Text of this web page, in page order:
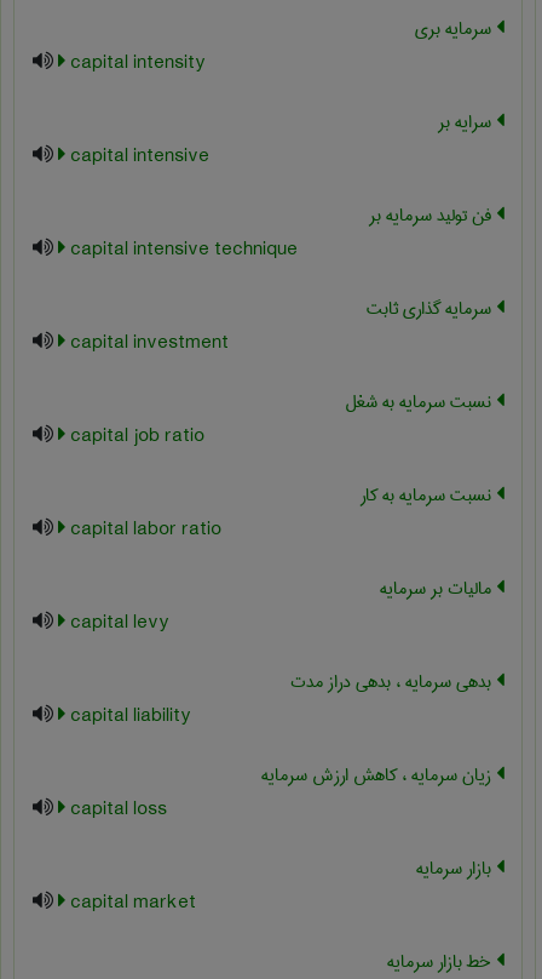
سرمایه بری
capital intensity
سرايه بر
capital intensive
فن تولید سرمایه بر
capital intensive technique
سرمایه گذاری ثابت
capital investment
نسبت سرمایه به شغل
capital job ratio
نسبت سرمایه به کار
capital labor ratio
مالیات بر سرمایه
capital levy
بدهی سرمایه ، بدهی دراز مدت
capital liability
زیان سرمایه ، کاهش ارزش سرمایه
capital loss
بازار سرمایه
capital market
خط بازار سرمایه